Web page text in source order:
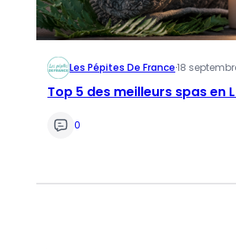
Les Pépites De France·18
Top 5 des meilleurs spas en
0